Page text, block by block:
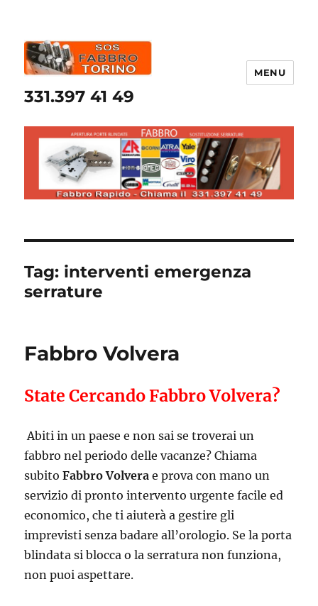
331.397 41 49
MENU
Tag: interventi emergenza
serrature
Fabbro Volvera
State Cercando Fabbro Volvera?
Abiti in un paese e non sai se troverai un
fabbro nel periodo delle vacanze? Chiama
subitoFabbro Volvera e prova con mano un
servizio di pronto intervento urgente facile ed
economico, che ti aiuterà a gestire gli
imprevisti senza badare all’orologio. Se la porta
blindata si blocca o la serratura non funziona,
non puoi aspettare.